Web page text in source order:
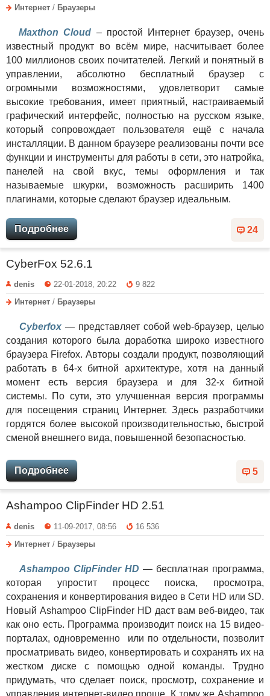
Интернет / Браузеры
Maxthon Cloud – простой Интернет браузер, очень
известный продукт во всём мире, насчитывает более
100 миллионов своих почитателей. Легкий и понятный в
управлении, абсолютно бесплатный браузер с
огромными возможностями, удовлетворит самые
высокие требования, имеет приятный, настраиваемый
графический интерфейс, полностью на русском языке,
который сопровождает пользователя ещё с начала
инсталляции. В данном браузере реализованы почти все
функции и инструменты для работы в сети, это натройка,
панелей на свой вкус, темы оформления и так
называемые шкурки, возможность расширить 1400
плагинами, которые сделают браузер идеальным.
24
Подробнее
CyberFox 52.6.1
denis 22-01-2018, 20:22
9 822
Интернет / Браузеры
Cyberfox — представляет собой web-браузер, целью
создания которого была доработка широко известного
браузера Firefox. Авторы создали продукт, позволяющий
работать в 64-х битной архитектуре, хотя на данный
момент есть версия браузера и для 32-х битной
системы. По сути, это улучшенная версия программы
для посещения страниц Интернет. Здесь разработчики
гордятся более высокой производительностью, быстрой
сменой внешнего вида, повышенной безопасностью.
5
Подробнее
Ashampoo ClipFinder HD 2.51
denis 11-09-2017, 08:56
16 536
Интернет / Браузеры
Ashampoo ClipFinder HD — бесплатная программа,
которая упростит процесс поиска, просмотра,
сохранения и конвертирования видео в Сети HD или SD.
Новый Ashampoo ClipFinder HD даст вам веб-видео, так
как оно есть. Программа производит поиск на 15 видео-
порталах, одновременно или по отдельности, позволит
просматривать видео, конвертировать и сохранять их на
жестком диске с помощью одной команды. Трудно
придумать, что сделает поиск, просмотр, сохранение и
управления интернет-видео проще. К тому же Ashampoo